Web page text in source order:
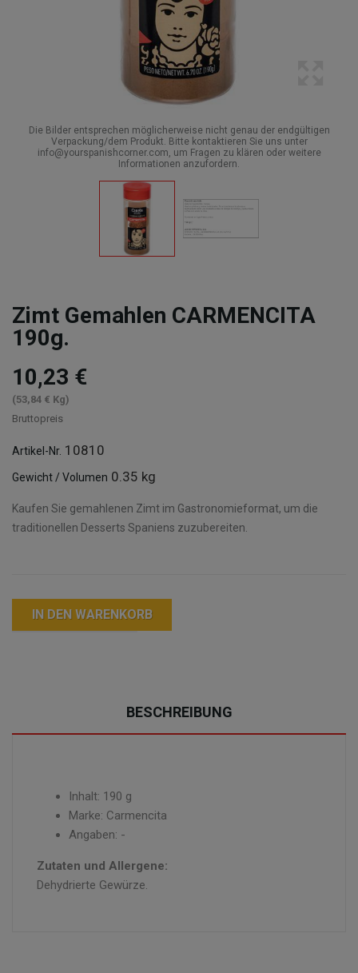
Die Bilder entsprechen möglicherweise nicht genau der endgültigen
Verpackung/dem Produkt. Bitte kontaktieren Sie uns unter
info@yourspanishcorner.com, um Fragen zu klären oder weitere
Informationen anzufordern.
Zimt Gemahlen CARMENCITA
190g.
10,23 €
(53,84 € Kg)
Bruttopreis
Artikel-Nr. 10810
Gewicht / Volumen 0.35 kg
Kaufen Sie gemahlenen Zimt im Gastronomieformat, um die
traditionellen Desserts Spaniens zuzubereiten.
IN DEN WARENKORB
BESCHREIBUNG
Inhalt: 190 g
Marke: Carmencita
Angaben: -
Zutaten und Allergene:
Dehydrierte Gewürze.